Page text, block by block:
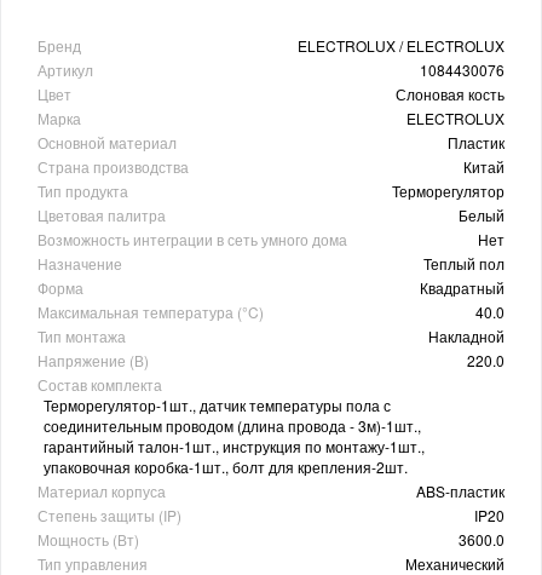
Бренд
ELECTROLUX / ELECTROLUX
Артикул
1084430076
Цвет
Слоновая кость
Марка
ELECTROLUX
Основной материал
Пластик
Страна производства
Китай
Тип продукта
Терморегулятор
Цветовая палитра
Белый
Возможность интеграции в сеть умного дома
Нет
Назначение
Теплый пол
Форма
Квадратный
Максимальная температура (°C)
40.0
Тип монтажа
Накладной
Напряжение (В)
220.0
Состав комплекта
Терморегулятор-1шт., датчик температуры пола с
соединительным проводом (длина провода - 3м)-1шт.,
гарантийный талон-1шт., инструкция по монтажу-1шт.,
упаковочная коробка-1шт., болт для крепления-2шт.
Материал корпуса
ABS-пластик
Степень защиты (IP)
IP20
Мощность (Вт)
3600.0
Тип управления
Механический